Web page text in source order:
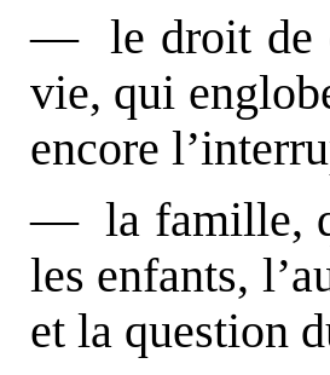
— le droit de
vie, qui
encore
— la famille,
les enfants,
et la question